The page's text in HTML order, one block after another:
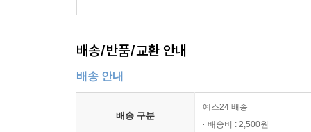
배송/반품/교환 안내
배송 안내
배송 구분
예스24 배송
배송비 : 2,500원